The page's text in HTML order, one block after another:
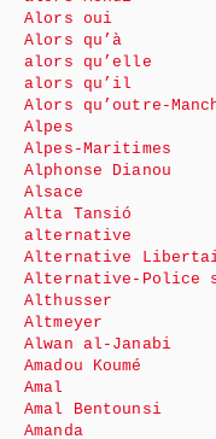
Alors oui
Alors qu’à
alors qu’elle
alors qu’il
Alors qu’outre-
Alpes
Alpes-Maritimes
Alphonse Dianou
Alsace
Alta Tansió
alternative
Alternative
Alternative-Police
Althusser
Altmeyer
Alwan al-Janabi
Amadou Koumé
Amal
Amal Bentounsi
Amanda